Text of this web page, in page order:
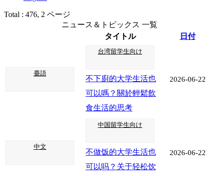
Total : 476, 2 ページ
ニュース＆トピックス 一覧
タイトル
日付
臺語
台湾留学生向け
不下廚的大学生活也
可以嗎？關於輕鬆飲
食生活的思考
2026-06-22
中文
中国留学生向け
不做饭的大学生活也
可以吗？关于轻松饮
2026-06-22